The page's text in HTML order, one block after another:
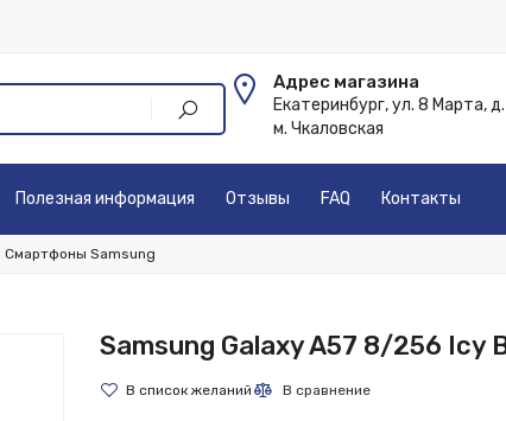
Адрес магазина
Екатеринбург, ул. 8 Марта,
м. Чкаловская
Полезная информация Отзывы FAQ Контакты
Смартфоны Samsung
Samsung Galaxy A57 8/256 Icy